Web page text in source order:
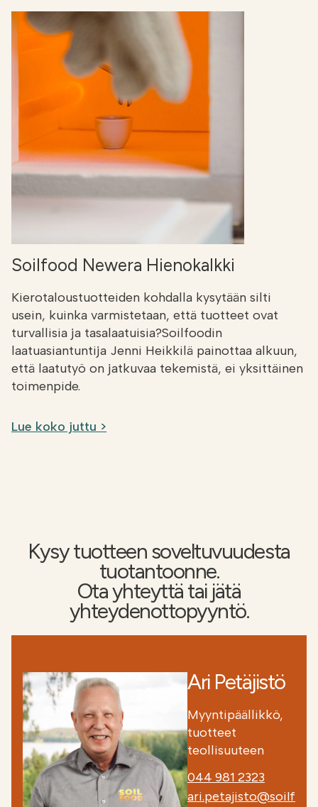
Soilfood Newera Hienokalkki
Kierotaloustuotteiden kohdalla kysytään silti
usein, kuinka varmistetaan, että tuotteet ovat
turvallisia ja tasalaatuisia?Soilfoodin
laatuasiantuntija Jenni Heikkilä painottaa alkuun,
että laatutyö on jatkuvaa tekemistä, ei yksittäinen
toimenpide.
Lue koko juttu >
Kysy tuotteen soveltuvuudesta
tuotantoonne.
Ota yhteyttä tai jätä
yhteydenottopyyntö.
Ari Petäjistö
Myyntipäällikkö,
tuotteet
teollisuuteen
044 981 2323
ari.petajisto@soilf